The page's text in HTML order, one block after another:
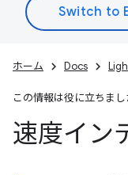
ホーム Docs
この情報は役に立ちまし
速度イン